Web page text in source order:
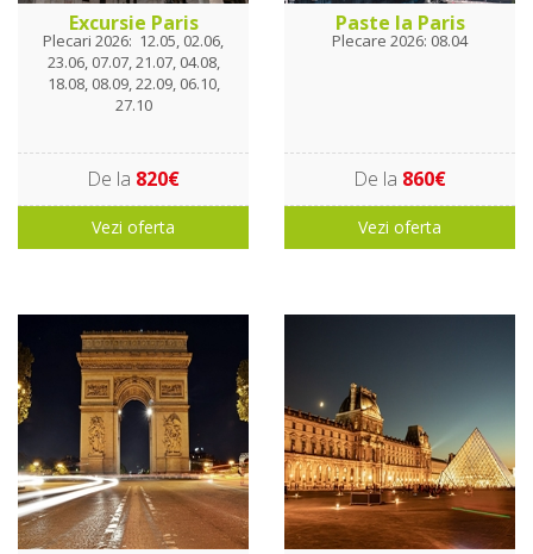
Excursie Paris
Plecari 2026: 12.05, 02.06,
23.06, 07.07, 21.07, 04.08,
18.08, 08.09, 22.09, 06.10,
27.10
De la 820€
Vezi oferta
Paste la Paris
Plecare 2026: 08.04
De la 860€
Vezi oferta